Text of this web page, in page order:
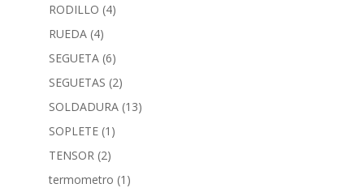
RODILLO (4)
RUEDA (4)
SEGUETA (6)
SEGUETAS (2)
SOLDADURA (13)
SOPLETE (1)
TENSOR (2)
termometro (1)